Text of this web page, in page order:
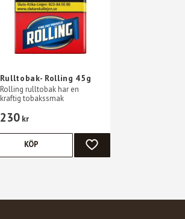
Rulltobak- Rolling 45g
Rolling rulltobak har en
kraftig tobakssmak
230kr
LÄGG TILL I FAVORITER
KÖP